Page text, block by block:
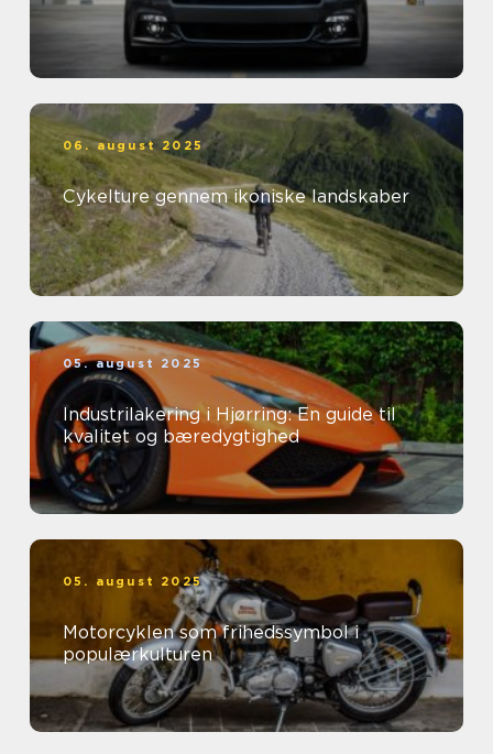
06. august 2025
Cykelture gennem ikoniske landskaber
05. august 2025
Industrilakering i Hjørring: En guide til
kvalitet og bæredygtighed
05. august 2025
Motorcyklen som frihedssymbol i
populærkulturen